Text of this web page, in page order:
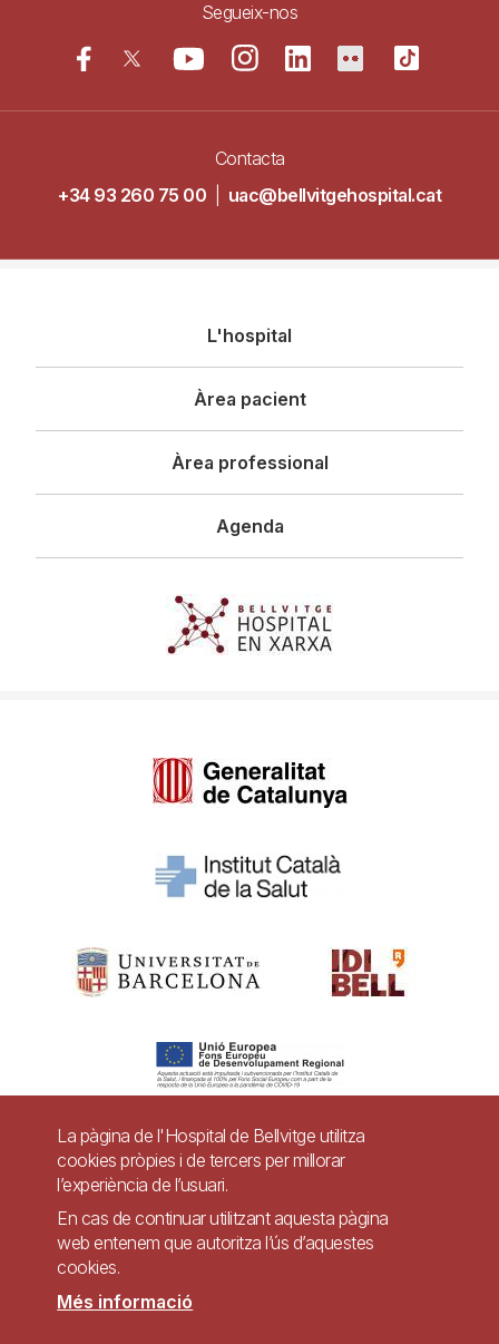
Segueix-nos
Contacta
+34 93 260 75 00
uac@bellvitgehospital.cat
principal
L'hospital
Àrea pacient
Àrea professional
Agenda
Pie
página
Contacte
Accessibilitat Avís legal Ajuda
La pàgina de l'Hospital de Bellvitge utilitza
cookies pròpies i de tercers per millorar
l’experiència de l’usuari.
En cas de continuar utilitzant aquesta pàgina
web entenem que autoritza l’ús d’aquestes
cookies.
Més informació